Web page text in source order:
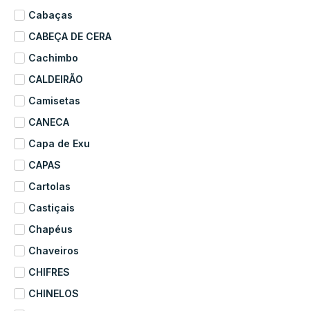
Cabaças
CABEÇA DE CERA
Cachimbo
CALDEIRÃO
Camisetas
CANECA
Capa de Exu
CAPAS
Cartolas
Castiçais
Chapéus
Chaveiros
CHIFRES
CHINELOS